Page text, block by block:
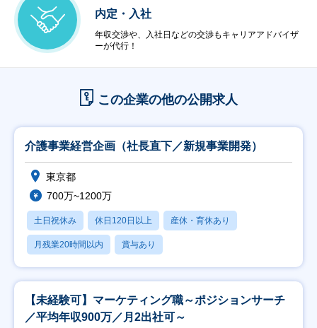
内定・入社
年収交渉や、入社日などの交渉もキャリアアドバイザ
ーが代行！
この企業の他の公開求人
介護事業経営企画（社長直下／新規事業開発）
東京都
700万~1200万
土日祝休み 休日120日以上 産休・育休あり
月残業20時間以内 賞与あり
【未経験可】マーケティング職～ポジションサーチ
／平均年収900万／月2出社可～